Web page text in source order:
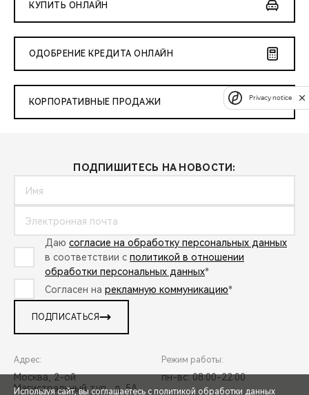
КУПИТЬ ОНЛАЙН
ОДОБРЕНИЕ КРЕДИТА ОНЛАЙН
КОРПОРАТИВНЫЕ ПРОДАЖИ
ПОДПИШИТЕСЬ НА НОВОСТИ:
Даю согласие на обработку персональных данных
в соответствии с политикой в отношении
обработки персональных данных*
Согласен на рекламную коммуникацию*
ПОДПИСАТЬСЯ
Адрес:
Москва, 2-ой
Магистральный туп., д. 5А
Режим работы:
пн-вс: 08:00-22:00
Используя сайт, вы соглашаетесь с политикой обработки данных
Privacy notice